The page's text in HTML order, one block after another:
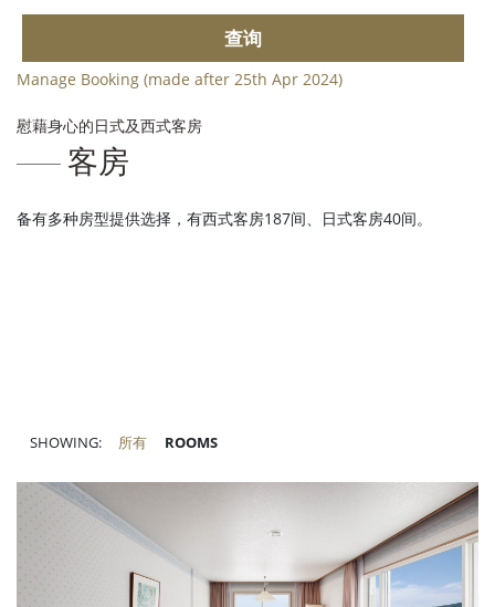
查询
Manage Booking (made after 25th Apr 2024)
慰藉身心的日式及西式客房
客房
备有多种房型提供选择，有西式客房187间、日式客房40间。
SHOWING: 所有 ROOMS